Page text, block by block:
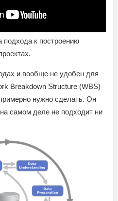
к построению
и вообще не удобен для
Breakdown Structure (WBS)
нужно сделать. Он
самом деле не подходит ни